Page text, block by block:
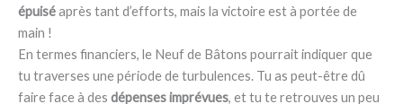
épuiséaprès tant d’efforts, mais la victoire est à portée de
main !
En termes financiers, le Neuf de Bâtons pourrait indiquer que
tu traverses une période de turbulences. Tu as peut-être dû
faire face à des dépenses imprévues, et tu te retrouves un peu